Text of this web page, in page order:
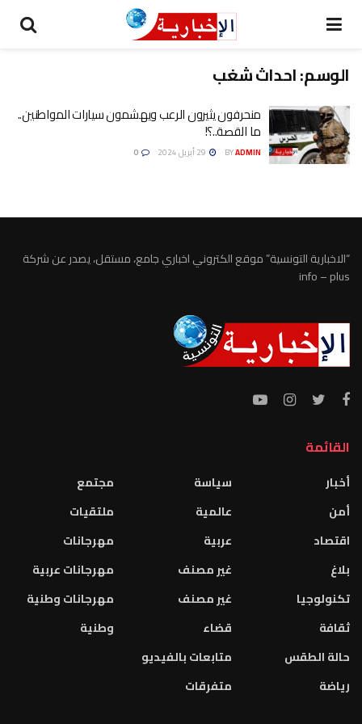
الوسم:احداث شغب
منحرفون يثيرون الرعب ويهشمون سيارات المواطنين..
ما القصة..؟!
BYADMIN
“الاخبارية التونسية” موقع الكتروني اخباري جامع، مستقل، يصدر عن شركة
info – plus
القائمة
أخبار
أمن
اقتصاد
بلاغ
تكنولوجيا
ثقافة
حالة الطقس
رياضة
سياسة
عالمية
عربية
غير مصنف
غير مصنف
قضاء
متابعات بالفيديو
متفرقات
مجتمع
ملتقيات
مهرجانات
مهرجانات عربية
مهرجانات وطنية
وطنية